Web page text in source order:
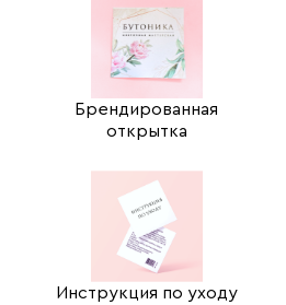
Брендированная
открытка
Инструкция по уходу